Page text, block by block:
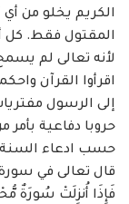
الكريم يخلو من أي
المقتول فقط. كل
لأنه تعالى لم
اقرأوا القرآن
إلى ‏الرسول
حروبا دفاعية بأمر
حسب ادعاء
قال تعالى في
فَإِذَا أُنزِلَتْ سُورَةٌ